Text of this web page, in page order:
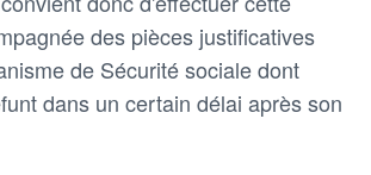
des pièces justificatives
de Sécurité sociale dont
dans un certain délai après son